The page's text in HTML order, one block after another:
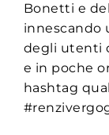
Bonetti e
innescando
degli utenti
e in poche
hashtag